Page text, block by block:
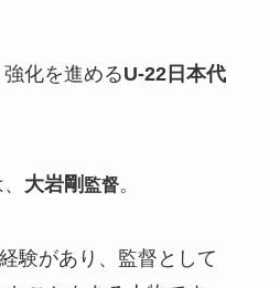
化を進めるU-22日本代
大岩剛 監督。
験があり、監督として